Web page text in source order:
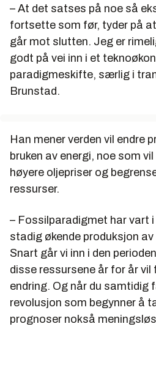
– At det satses på noe så
fortsette som før, tyder på
går mot slutten. Jeg er
godt på vei inn i et
paradigmeskifte, særlig i
Brunstad.
Han mener verden vil endre
bruken av energi, noe som
høyere oljepriser og
ressurser.
– Fossilparadigmet har vart
stadig økende produksjon av
Snart går vi inn i den
disse ressursene år for år vil
endring. Og når du samtidig
revolusjon som begynner å
prognoser nokså